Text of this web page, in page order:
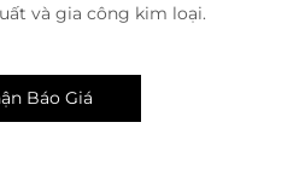
và gia công kim loại.
Báo Giá